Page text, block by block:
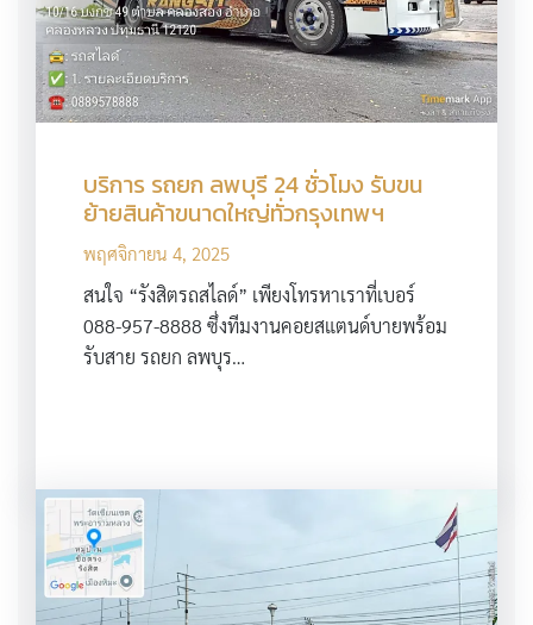
บริการ รถยก ลพบุรี 24 ชั่วโมง รับขน
ย้ายสินค้าขนาดใหญ่ทั่วกรุงเทพฯ
พฤศจิกายน 4, 2025
สนใจ “รังสิตรถสไลด์” เพียงโทรหาเราที่เบอร์
088-957-8888 ซึ่งทีมงานคอยสแตนด์บายพร้อม
รับสาย รถยก ลพบุร…